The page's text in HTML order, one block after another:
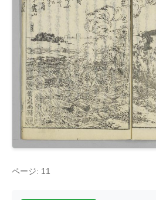
ページ: 11